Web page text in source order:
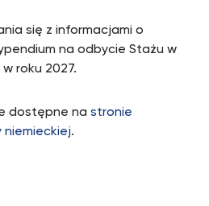
się z informacjami o
na odbycie Stażu w
roku 2027.
dostępne na stronie
.